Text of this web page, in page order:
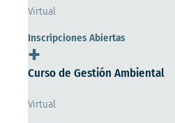
Virtual
Inscripciones Abiertas
+
Curso de Gestión Ambiental
Virtual